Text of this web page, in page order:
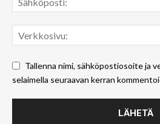
Tallenna nimi, sähköpostiosoite ja
selaimella seuraavan kerran